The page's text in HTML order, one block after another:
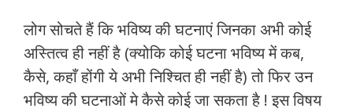
लोग सोचते हैं कि भविष्य की घटनाएं जिनका अभी कोई
अस्तित्व ही नहीं है (क्योकि कोई घटना भविष्य में कब,
कैसे, कहाँ होंगी ये अभी निश्चित ही नहीं है) तो फिर उन
भविष्य की घटनाओं मे कैसे कोई जा सकता है ! इस विषय